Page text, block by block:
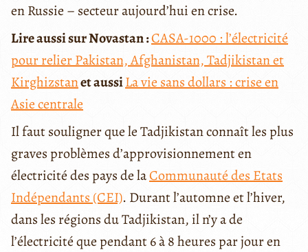
en Russie – secteur aujourd’hui en crise.
Lire aussi sur Novastan :CASA-1000 : l’électricité
pour relier Pakistan, Afghanistan, Tadjikistan et
Kirghizstanet aussiLa vie sans dollars : crise en
Asie centrale
Il faut souligner que le Tadjikistan connaît les plus
graves problèmes d’approvisionnement en
électricité des pays de laCommunauté des Etats
Indépendants (CEI). Durant l’automne et l’hiver,
dans les régions du Tadjikistan, il n’y a de
l’électricité que pendant 6 à 8 heures par jour en